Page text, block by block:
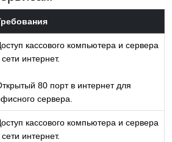
кассового компьютера и сервера
сети интернет.
80 порт в интернет для
сервера.
кассового компьютера и сервера
сети интернет.